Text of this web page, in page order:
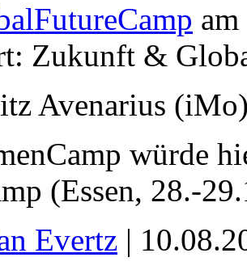
Zukunft &
Avenarius
würde
(Essen, 28.-
Evertz |